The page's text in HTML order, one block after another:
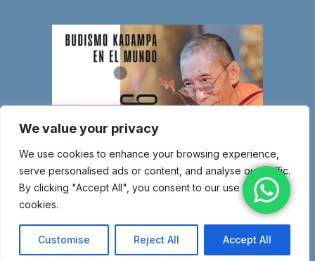
We value your privacy
We use cookies to enhance your browsing experience,
serve personalised ads or content, and analyse our traffic.
By clicking "Accept All", you consent to our use of
cookies.
Customise Reject All Accept All
© Copyright 2026 Entidad religiosa inscrita en el Ministerio de Justicia
con el número 1.044-SG – Miembro de la Nueva Tradición Kadampa –
Unión Internacional de Budismo Kadampa –